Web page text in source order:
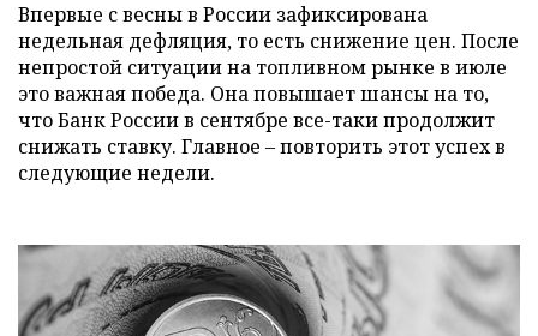
Впервые с весны в России зафиксирована
недельная дефляция, то есть снижение цен. После
непростой ситуации на топливном рынке в июле
это важная победа. Она повышает шансы на то,
что Банк России в сентябре все-таки продолжит
снижать ставку. Главное – повторить этот успех в
следующие недели.